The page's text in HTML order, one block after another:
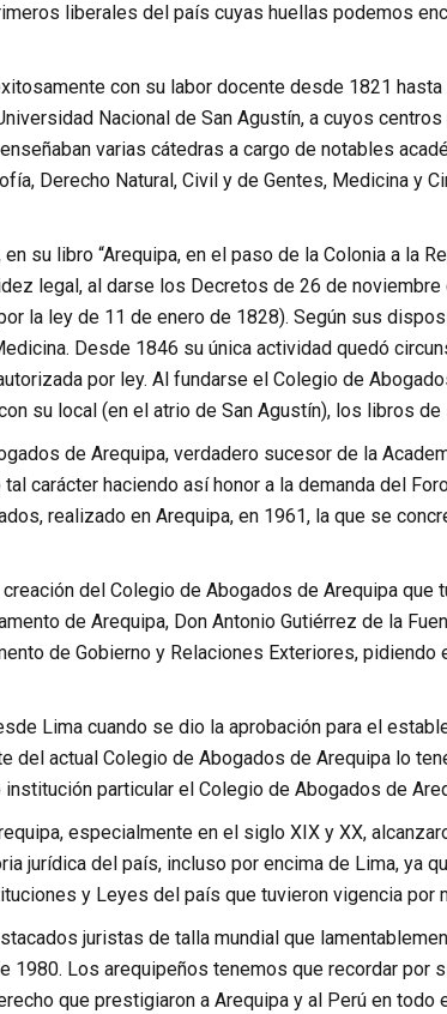
liberales del país cuyas huellas podemos
con su labor docente desde 1821
Nacional de San Agustín, a cuyos
varias cátedras a cargo de notables
Derecho Natural, Civil y de Gentes, Medicina y
su libro “Arequipa, en el paso de la Colonia a la
legal, al darse los Decretos de 26 de
la ley de 11 de enero de 1828). Según sus
Desde 1846 su única actividad quedó
por ley. Al fundarse el Colegio de
su local (en el atrio de San Agustín), los libros de
de Arequipa, verdadero sucesor de la
carácter haciendo así honor a la demanda del
realizado en Arequipa, en 1961, la que se
del Colegio de Abogados de Arequipa que
de Arequipa, Don Antonio Gutiérrez de la
de Gobierno y Relaciones Exteriores,
Lima cuando se dio la aprobación para el
del actual Colegio de Abogados de Arequipa lo
particular el Colegio de Abogados de
especialmente en el siglo XIX y XX,
jurídica del país, incluso por encima de Lima, ya
y Leyes del país que tuvieron vigencia por
juristas de talla mundial que
1980. Los arequipeños tenemos que recordar por
que prestigiaron a Arequipa y al Perú en todo